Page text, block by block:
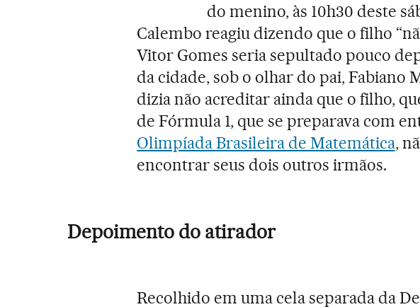
do menino, às 10h30 deste
Calembo reagiu dizendo que o filho
Vitor Gomes seria sepultado pouco
da cidade, sob o olhar do pai, Fabiano
dizia não acreditar ainda que o filho,
de Fórmula 1, que se preparava com
Olimpíada Brasileira de Matemática,
encontrar seus dois outros irmãos.
Depoimento do atirador
Recolhido em uma cela separada da